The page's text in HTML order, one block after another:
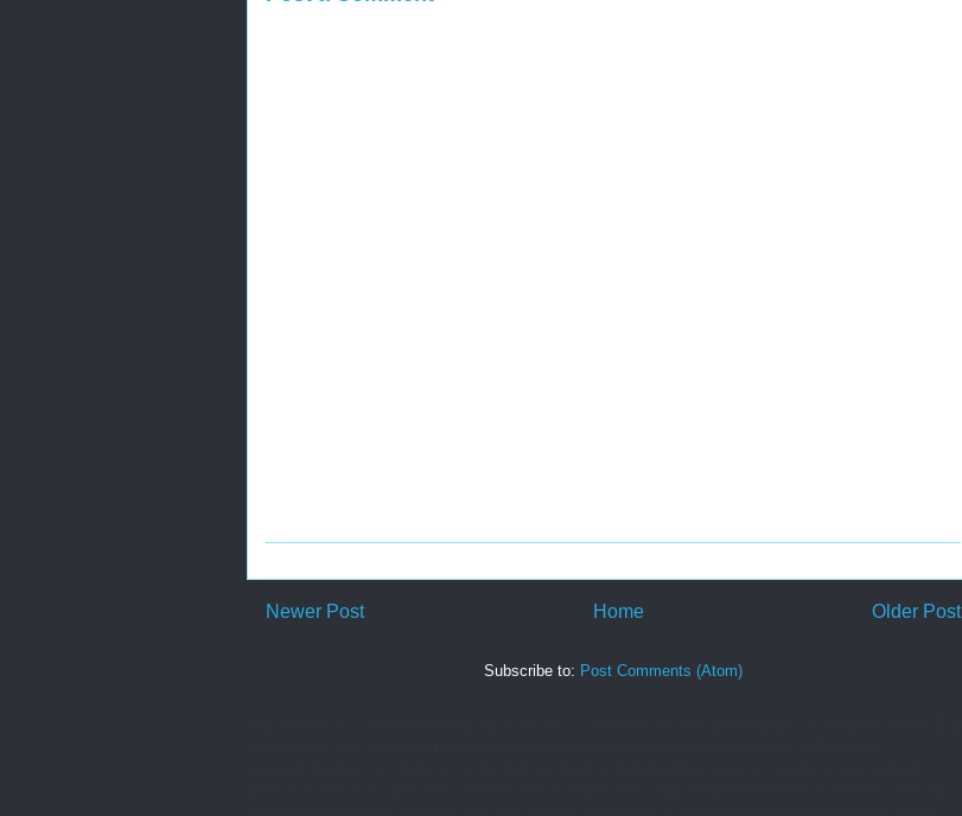
Newer Post Older Post
Home
Subscribe to: Post Comments (Atom)